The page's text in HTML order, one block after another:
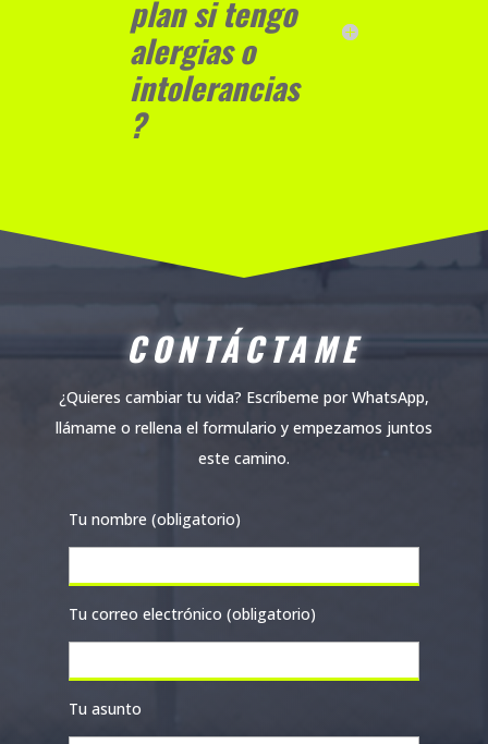
plan si tengo
alergias o
intolerancias
?
CONTÁCTAME
¿Quieres cambiar tu vida? Escríbeme por WhatsApp,
llámame o rellena el formulario y empezamos juntos
este camino.
Tu nombre (obligatorio)
Tu correo electrónico (obligatorio)
Tu asunto